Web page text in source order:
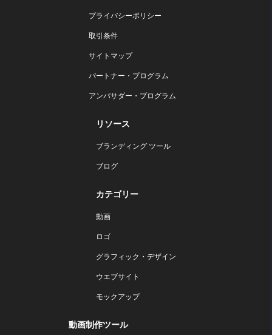
プライバシーポリシー
取引条件
サイトマップ
パートナー・プログラム
アンバサダー・プログラム
リソース
ブランディング ツール
ブログ
カテゴリー
動画
ロゴ
グラフィック・デザイン
ウエブサイト
モックアップ
動画制作ツール